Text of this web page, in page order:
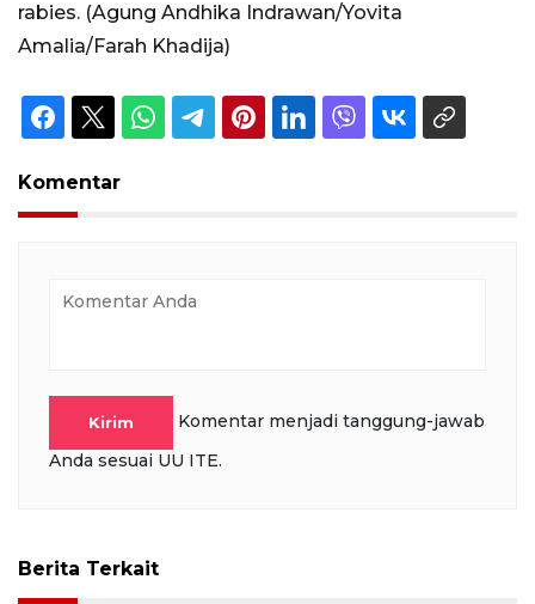
rabies. (Agung Andhika Indrawan/Yovita
Amalia/Farah Khadija)
Komentar
Kirim
Komentar menjadi tanggung-jawab
Anda sesuai UU ITE.
Berita Terkait